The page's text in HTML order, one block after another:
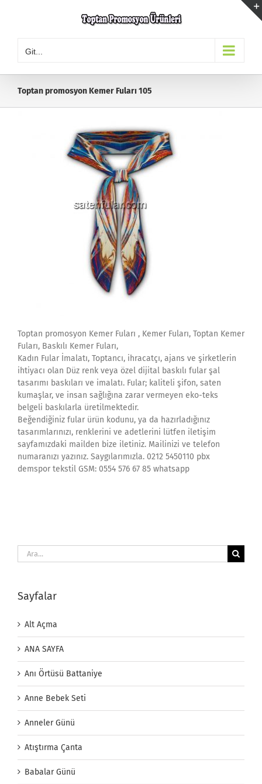
Git...
Toptan promosyon Kemer Fuları 105
Toptan promosyon Kemer Fuları , Kemer Fuları, Toptan Kemer
Fuları, Baskılı Kemer Fuları,
Kadın Fular İmalatı, Toptancı, ihracatçı, ajans ve şirketlerin
ihtiyacı olan Düz renk veya özel dijital baskılı fular şal
tasarımı baskıları ve imalatı. Fular; kaliteli şifon, saten
kumaşlar, ve insan sağlığına zarar vermeyen eko-teks
belgeli baskılarla üretilmektedir.
Beğendiğiniz fular ürün kodunu, ya da hazırladığınız
tasarımlarınızı, renklerini ve adetlerini lütfen iletişim
sayfamızdaki mailden bize iletiniz. Mailinizi ve telefon
numaranızı yazınız. Saygılarımızla. 0212 5450110 pbx
demspor tekstil GSM: 0554 576 67 85 whatsapp
Ara:
Sayfalar
Alt Açma
ANA SAYFA
Anı Örtüsü Battaniye
Anne Bebek Seti
Anneler Günü
Atıştırma Çanta
Babalar Günü